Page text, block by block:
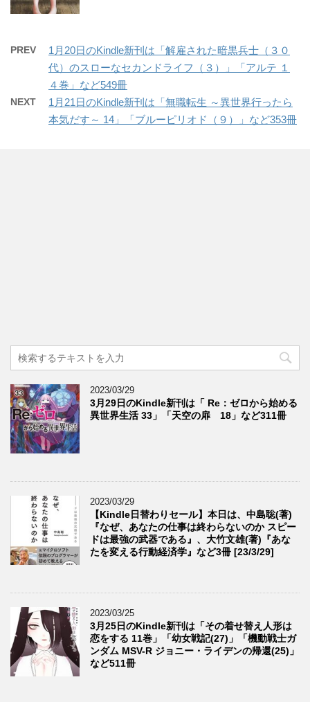
PREV
1月20日のKindle新刊は「解雇された暗黒兵士（３０
代）のスローなセカンドライフ（３）」「アルテ １
４巻」など549冊
NEXT
1月21日のKindle新刊は「無職転生 ～異世界行ったら
本気だす～ 14」「ブルーピリオド（９）」など353冊
2023/03/29
3月29日のKindle新刊は「 Re：ゼロから始める
異世界生活 33」「天空の扉 18」など311冊
2023/03/29
【Kindle日替わりセール】本日は、中島聡(著)
『なぜ、あなたの仕事は終わらないのか スピー
ドは最強の武器である』、大竹文雄(著)『あな
たを変える行動経済学』など3冊 [23/3/29]
2023/03/25
3月25日のKindle新刊は「その着せ替え人形は
恋をする 11巻」「幼女戦記(27)」「機動戦士ガ
ンダム MSV-R ジョニー・ライデンの帰還(25)」
など511冊